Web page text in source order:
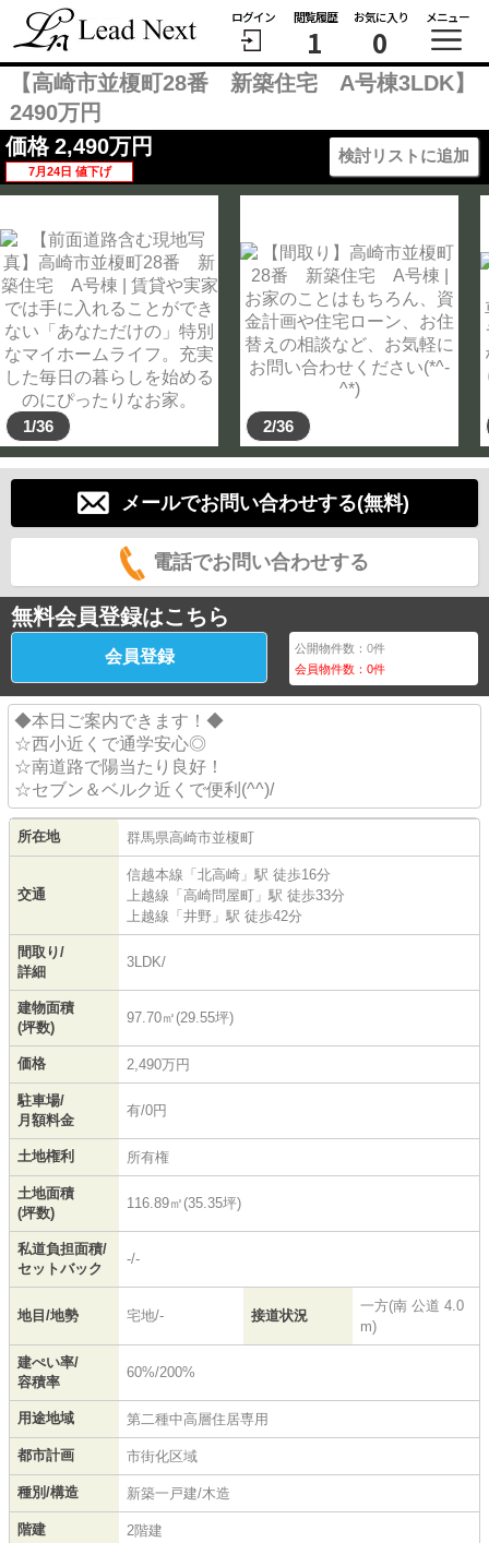
ログイン 閲覧履歴
1
お気に入り
0
メニュー
【高崎市並榎町28番 新築住宅 A号棟3LDK】
2490万円
価格 2,490万円
7月24日 値下げ
検討リストに追加
1/36 2/36
メールでお問い合わせする(無料)
電話でお問い合わせする
無料会員登録はこちら
会員登録 公開物件数：0件
会員物件数：0件
◆本日ご案内できます！◆
☆西小近くで通学安心◎
☆南道路で陽当たり良好！
☆セブン＆ベルク近くで便利(^^)/
所在地 群馬県高崎市並榎町
交通
信越本線 「 北高崎 」駅 徒歩16分
上越線 「 高崎問屋町 」駅 徒歩33分
上越線 「 井野 」駅 徒歩42分
間取り/
詳細
3LDK/
建物面積
(坪数)
97.70㎡(29.55坪)
価格 2,490万円
駐車場/
月額料金
有/0円
土地権利 所有権
土地面積
(坪数)
116.89㎡(35.35坪)
私道負担面積/
セットバック
-/-
地目/地勢 宅地/- 接道状況
一方(南 公道 4.0
m)
建ぺい率/
容積率
60%/200%
用途地域 第二種中高層住居専用
都市計画 市街化区域
種別/構造 新築一戸建/木造
階建 2階建